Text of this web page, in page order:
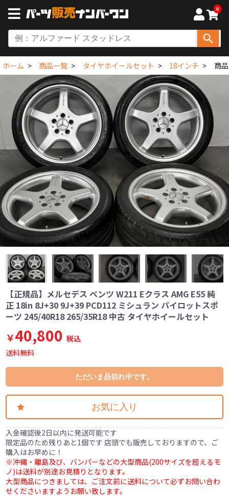
0
ホーム 商品一覧 タイヤホイールセット 18インチ 商
【正規品】メルセデス ベンツ W211 Eクラス AMG E55 純
正 18in 8J+30 9J+39 PCD112 ミシュラン パイロットスポ
ーツ 245/40R18 265/35R18 中古 タイヤホイールセット
￥40,800 税込
送料無料
ただいま品切れ中です。
お気に入り
入金確認後2日以内に発送可能です
限定品のため残りあと1個です 店頭でも販売しておりますので、ご
購入はお早めに！
※沖縄・離島及び、バンパーなどの大型商品(200サイズを超えるモ
ノ)は送料が別途お見積りとなります。
大型商品につきましては、ご注文前に送料について必ずお問い合わ
せくださいますようお願い致します。